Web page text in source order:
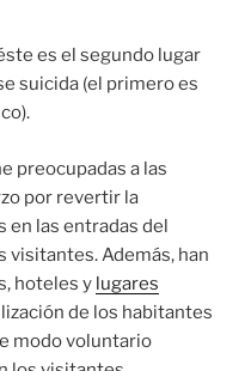
es el segundo lugar
suicida (el primero es
preocupadas a las
por revertir la
en las entradas del
visitantes. Además, han
hoteles y lugares
de los habitantes
modo voluntario